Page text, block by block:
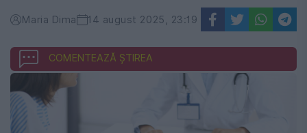
Maria Dima 14 august 2025, 23:19
COMENTEAZĂ ȘTIREA